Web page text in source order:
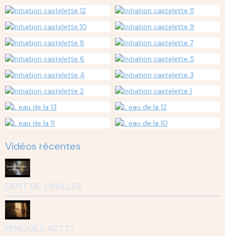
Vidéos récentes
DENT DE CROLLES
FENOUILS ACT27